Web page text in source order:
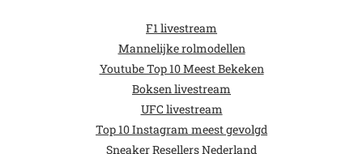
F1 livestream
Mannelijke rolmodellen
Youtube Top 10 Meest Bekeken
Boksen livestream
UFC livestream
Top 10 Instagram meest gevolgd
Sneaker Resellers Nederland